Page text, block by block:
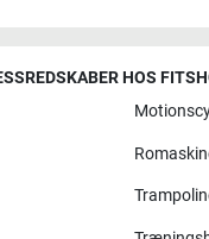
HOS